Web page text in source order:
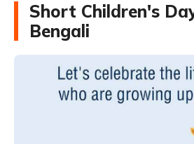
Short Children's
Bengali